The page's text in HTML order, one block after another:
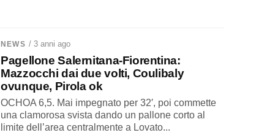
NEWS / 3 anni ago
Pagellone Salernitana-Fiorentina:
Mazzocchi dai due volti, Coulibaly
ovunque, Pirola ok
OCHOA 6,5. Mai impegnato per 32′, poi commette
una clamorosa svista dando un pallone corto al
limite dell’area centralmente a Lovato...